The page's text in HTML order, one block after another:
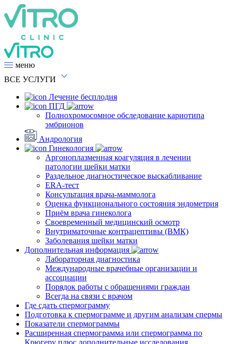
меню
ВСЕ УСЛУГИ
Лечение бесплодия
ПГД
Полнохромосомное обследование кариотипа
эмбрионов
Андрология
Гинекология
Аргоноплазменная коагуляция в лечении
патологии шейки матки
Раздельное диагностическое выскабливание
ERA-тест
Консультация врача-маммолога
Оценка функционального состояния эндометрия
Приём врача гинеколога
Своевременный медицинский осмотр
Внутриматочные контрацептивы (ВМК)
Заболевания шейки матки
Дополнительная информация
Лабораторная диагностика
Международные врачебные организации и
ассоциации
Порядок работы с обращениями граждан
Всегда на связи с врачом
Где сдать спермограмму
Подготовка к спермограмме и другим анализам спермы
Показатели спермограммы
Расширенная спермограмма или спермограмма по
Крюгеру плюс дополнительные исследования